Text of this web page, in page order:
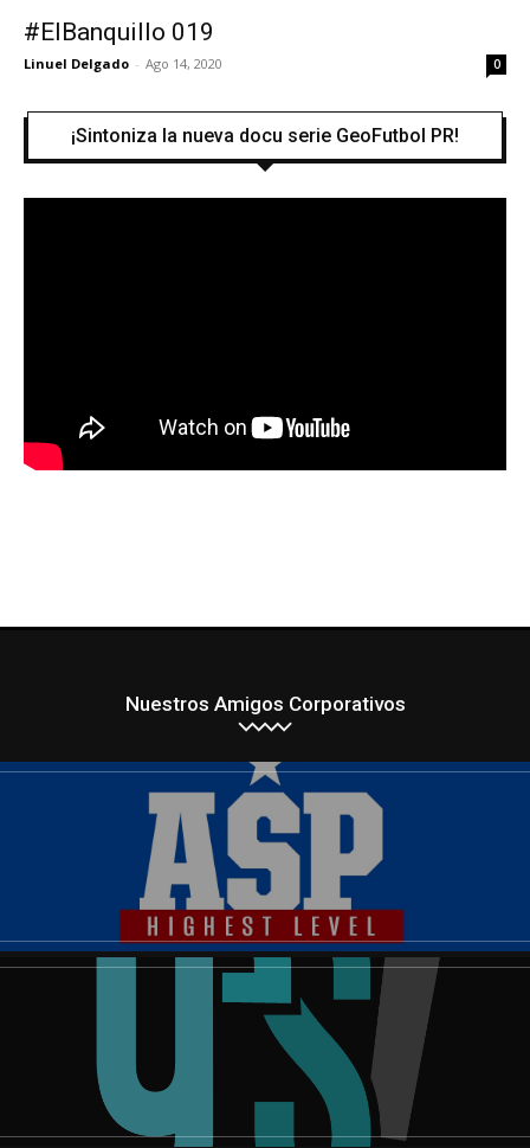
#ElBanquillo 019
Linuel Delgado - Ago 14, 2020 0
¡Sintoniza la nueva docu serie GeoFutbol PR!
Nuestros Amigos Corporativos